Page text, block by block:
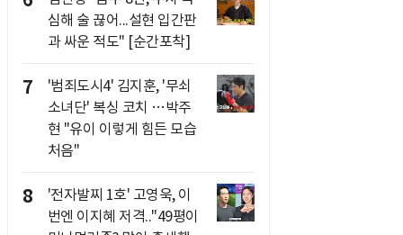
심해 술 끊어...설현 입간판
과 싸운 적도" [순간포착]
7
'범죄도시4' 김지훈, '무쇠
소녀단' 복싱 코치 …박주
현 "유이 이렇게 힘든 모습
처음"
8
'전자발찌 1호' 고영욱, 이
번엔 이지혜 저격.."49평이